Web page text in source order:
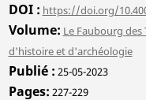
DOI https://doi.org/
Volume Le Faubourg des
d'histoire et d'archéologie
Publié 25-05-2023
Pages 227-229